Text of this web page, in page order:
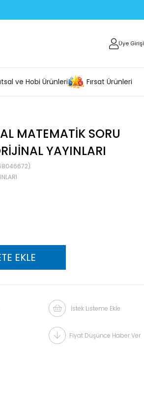
Üye Girişi
ve Hobi Ürünleri Fırsat Ürünleri
MATEMATIK SORU
YAYINLARI
İstek Listeme Ekle
Fiyat Düşünce Haber Ver